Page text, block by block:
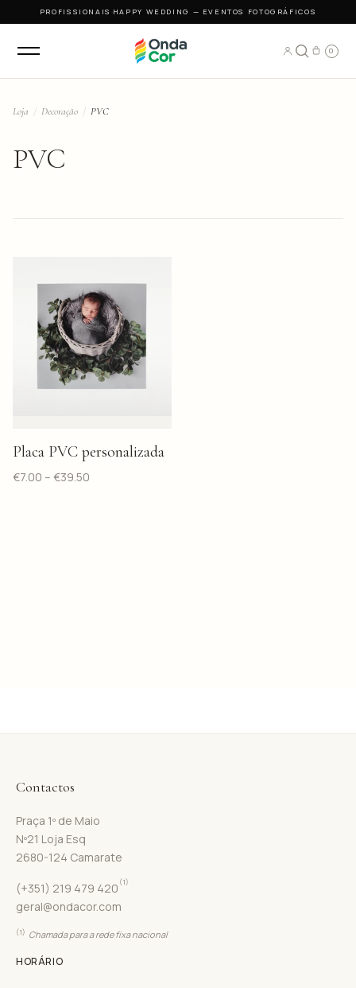
PROFISSIONAIS ·HAPPY WEDDING — EVENTOS FOTOGRÁFICOS
0
Loja / Decoração / PVC
PVC
Placa PVC personalizada
€7.00 – €39.50
Contactos
Praça 1º de Maio
Nº21 Loja Esq
2680-124 Camarate
(+351) 219 479 420 (1)
geral@ondacor.com
(1) Chamada para a rede fixa nacional
HORÁRIO